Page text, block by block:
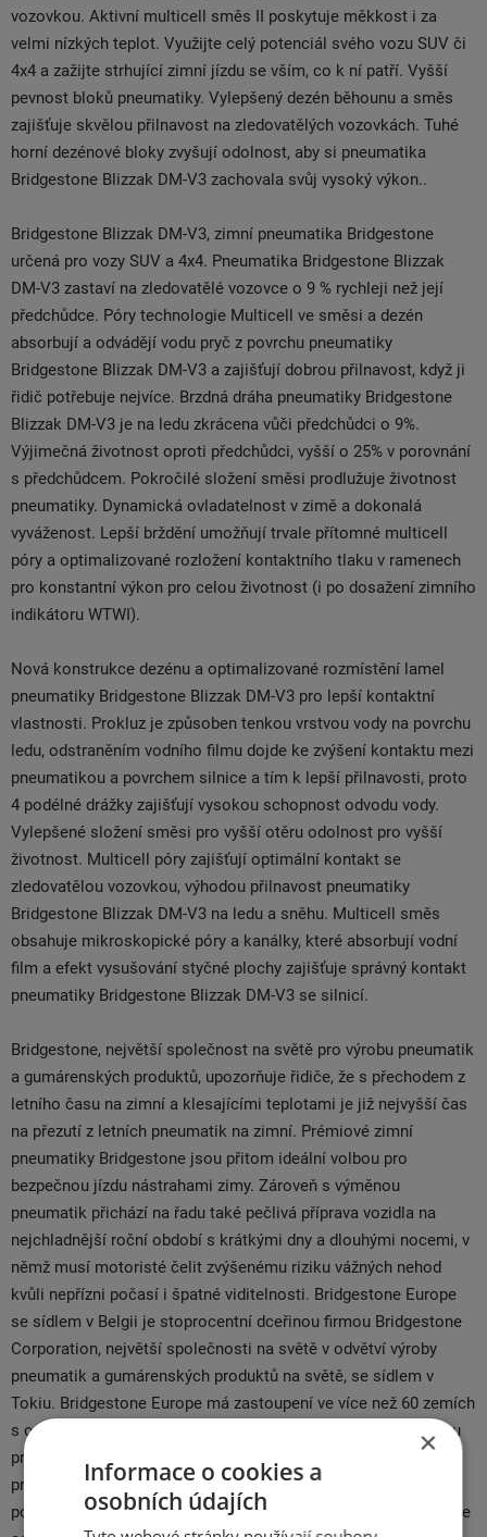
vozovkou. Aktivní multicell směs II poskytuje měkkost i za
velmi nízkých teplot. Využijte celý potenciál svého vozu SUV či
4x4 a zažijte strhující zimní jízdu se vším, co k ní patří. Vyšší
pevnost bloků pneumatiky. Vylepšený dezén běhounu a směs
zajišťuje skvělou přilnavost na zledovatělých vozovkách. Tuhé
horní dezénové bloky zvyšují odolnost, aby si pneumatika
Bridgestone Blizzak DM-V3 zachovala svůj vysoký výkon..
Bridgestone Blizzak DM-V3, zimní pneumatika Bridgestone
určená pro vozy SUV a 4x4. Pneumatika Bridgestone Blizzak
DM-V3 zastaví na zledovatělé vozovce o 9 % rychleji než její
předchůdce. Póry technologie Multicell ve směsi a dezén
absorbují a odvádějí vodu pryč z povrchu pneumatiky
Bridgestone Blizzak DM-V3 a zajišťují dobrou přilnavost, když ji
řidič potřebuje nejvíce. Brzdná dráha pneumatiky Bridgestone
Blizzak DM-V3 je na ledu zkrácena vůči předchůdci o 9%.
Výjimečná životnost oproti předchůdci, vyšší o 25% v porovnání
s předchůdcem. Pokročilé složení směsi prodlužuje životnost
pneumatiky. Dynamická ovladatelnost v zimě a dokonalá
vyváženost. Lepší brždění umožňují trvale přítomné multicell
póry a optimalizované rozložení kontaktního tlaku v ramenech
pro konstantní výkon pro celou životnost (i po dosažení zimního
indikátoru WTWI).
Nová konstrukce dezénu a optimalizované rozmístění lamel
pneumatiky Bridgestone Blizzak DM-V3 pro lepší kontaktní
vlastnosti. Prokluz je způsoben tenkou vrstvou vody na povrchu
ledu, odstraněním vodního filmu dojde ke zvýšení kontaktu mezi
pneumatikou a povrchem silnice a tím k lepší přilnavosti, proto
4 podélné drážky zajišťují vysokou schopnost odvodu vody.
Vylepšené složení směsi pro vyšší otěru odolnost pro vyšší
životnost. Multicell póry zajišťují optimální kontakt se
zledovatělou vozovkou, výhodou přilnavost pneumatiky
Bridgestone Blizzak DM-V3 na ledu a sněhu. Multicell směs
obsahuje mikroskopické póry a kanálky, které absorbují vodní
film a efekt vysušování styčné plochy zajišťuje správný kontakt
pneumatiky Bridgestone Blizzak DM-V3 se silnicí.
Bridgestone, největší společnost na světě pro výrobu pneumatik
a gumárenských produktů, upozorňuje řidiče, že s přechodem z
letního času na zimní a klesajícími teplotami je již nejvyšší čas
na přezutí z letních pneumatik na zimní. Prémiové zimní
pneumatiky Bridgestone jsou přitom ideální volbou pro
bezpečnou jízdu nástrahami zimy. Zároveň s výměnou
pneumatik přichází na řadu také pečlivá příprava vozidla na
nejchladnější roční období s krátkými dny a dlouhými nocemi, v
němž musí motoristé čelit zvýšenému riziku vážných nehod
kvůli nepřízni počasí i špatné viditelnosti. Bridgestone Europe
se sídlem v Belgii je stoprocentní dceřinou firmou Bridgestone
Corporation, největší společnosti na světě v odvětví výroby
pneumatik a gumárenských produktů na světě, se sídlem v
Tokiu. Bridgestone Europe má zastoupení ve více než 60 zemích
s celkem více než 18 200 zaměstnanci. V rámci svého regionu
provozuje 14 závodů pro výrobu pneumatik a souvisejících
produktů, významné vývojové a výzkumné centrum a zkušební
polygon. Prémiové pneumatiky společnosti Bridgestone Europe
×
Informace o cookies a
osobních údajích